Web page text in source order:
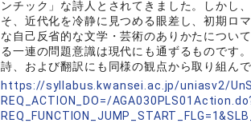
ンチック」な詩人とされてきました。しかし
そ、近代化を冷静に見つめる眼差し、初期ロ
な自己反省的な文学・芸術のありかたについ
る一連の問題意識は現代にも通ずるものです
詩、および翻訳にも同様の観点から取り組んで
https://syllabus.kwansei.ac.jp/uniasv2/
REQ_ACTION_DO=/